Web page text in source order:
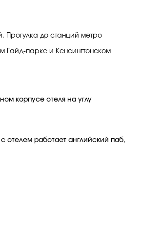
Прогулка до станций метро
Гайд-парке и Кенсингтонском
корпусе отеля на углу
отелем работает английский паб,